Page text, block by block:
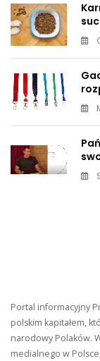
Portal informacyjny
polskim kapitałem,
narodowy Polaków.
medialnego w